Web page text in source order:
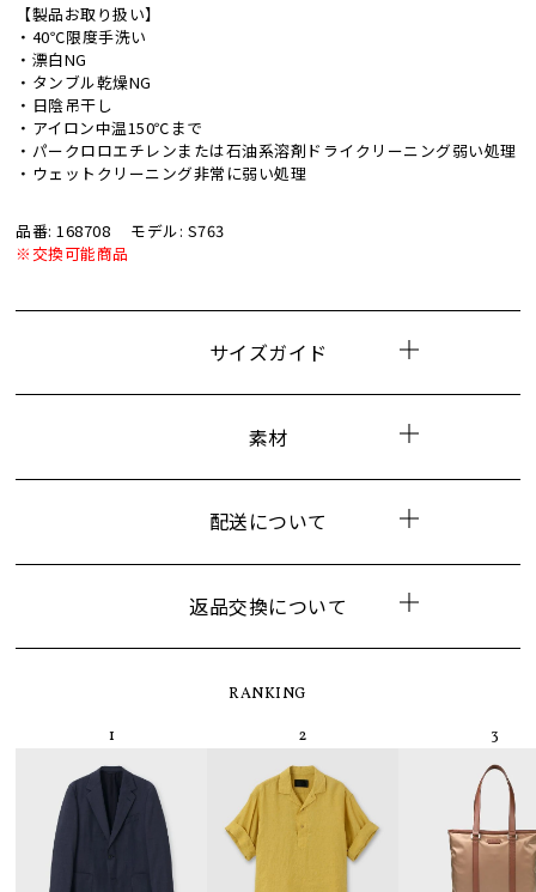
【製品お取り扱い】
・40℃限度手洗い
・漂白NG
・タンブル乾燥NG
・日陰吊干し
・アイロン中温150℃まで
・パークロロエチレンまたは石油系溶剤ドライクリーニング弱い処理
・ウェットクリーニング非常に弱い処理
品番: 168708
モデル: S763
※交換可能商品
サイズガイド
素材
配送について
返品交換について
RANKING